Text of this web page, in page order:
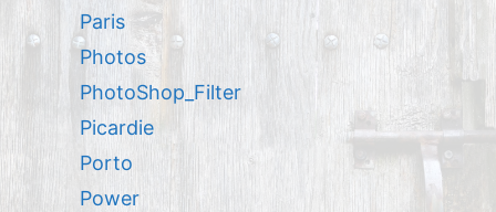
Paris
Photos
PhotoShop_Filter
Picardie
Porto
Power